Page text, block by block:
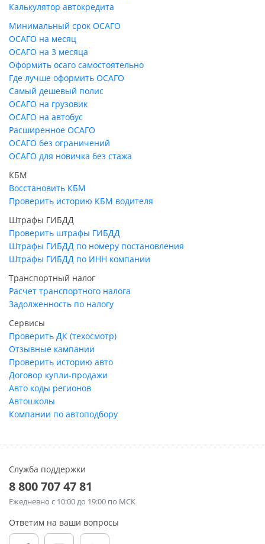
Калькулятор автокредита
Минимальный срок ОСАГО
ОСАГО на месяц
ОСАГО на 3 месяца
Оформить осаго самостоятельно
Где лучше оформить ОСАГО
Самый дешевый полис
ОСАГО на грузовик
ОСАГО на автобус
Расширенное ОСАГО
ОСАГО без ограничений
ОСАГО для новичка без стажа
КБМ
Восстановить КБМ
Проверить историю КБМ водителя
Штрафы ГИБДД
Проверить штрафы ГИБДД
Штрафы ГИБДД по номеру постановления
Штрафы ГИБДД по ИНН компании
Транспортный налог
Расчет транспортного налога
Задолженность по налогу
Сервисы
Проверить ДК (техосмотр)
Отзывные кампании
Проверить историю авто
Договор купли-продажи
Авто коды регионов
Автошколы
Компании по автоподбору
Служба поддержки
8 800 707 47 81
Ежедневно с 10:00 до 19:00 по МСК
Ответим на ваши вопросы